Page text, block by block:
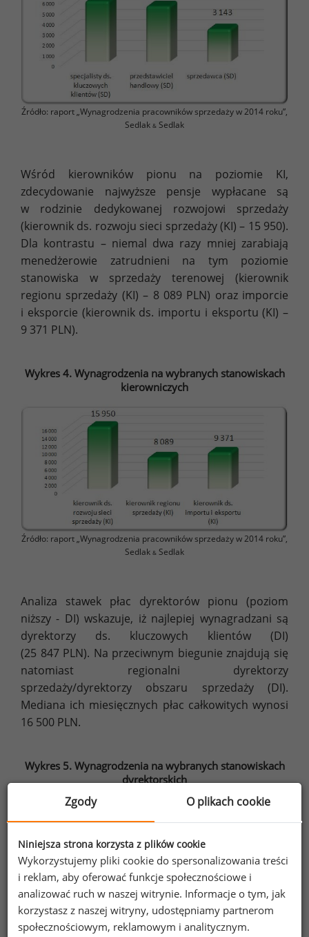
Źródło: raport „Wynagrodzenia pracowników sprzedaży w 2014 roku”,
Sedlak & Sedlak
Wśród kierowników pionu na poziomie KI,
zdecydowanie najwyższe pensje wypłacane są
w rodzinie dedykowanej rozwojowi sprzedaży
(kierownik ds. rozwoju sieci sprzedaży (KI) – 15 950).
Dla kontrastu – niemal dwa razy mniej zarabiają
menedżerowie zatrudnieni na tym poziomie
stanowiska w sprzedaży terenowej (kierownik
regionu sprzedaży (KI) – 8 089 PLN) oraz imporcie
i eksporcie (kierownik ds. importu i eksportu (KI) –
9 371 PLN).
Wykres 4. Wynagrodzenia na wybranych stanowiskach
kierowniczych
Źródło: raport „Wynagrodzenia pracowników sprzedaży w 2014 roku”,
Sedlak & Sedlak
Analiza stawek płac dyrektorów pionu (poziom
niższy - DI) wskazuje, iż najlepiej wynagradzani są
dyrektorzy ds. kluczowych klientów (DI)
(25 847 PLN). Na przeciwnym biegunie znajdują się
natomiast regionalni dyrektorzy
sprzedaży/dyrektorzy obszaru sprzedaży (DI).
Mediana ich miesięcznych płac całkowitych wynosi
16 500 PLN.
Wykres 5. Wynagrodzenia na wybranych stanowiskach
dyrektorskich
Źródło: raport „Wynagrodzenia pracowników sprzedaży w 2014 roku”,
Zgody O plikach cookie
Niniejsza strona korzysta z plików cookie
Wykorzystujemy pliki cookie do spersonalizowania treści
i reklam, aby oferować funkcje społecznościowe i
analizować ruch w naszej witrynie. Informacje o tym, jak
korzystasz z naszej witryny, udostępniamy partnerom
społecznościowym, reklamowym i analitycznym.